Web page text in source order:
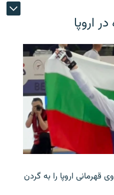
اروپا
قهرمانی اروپا را به گردن